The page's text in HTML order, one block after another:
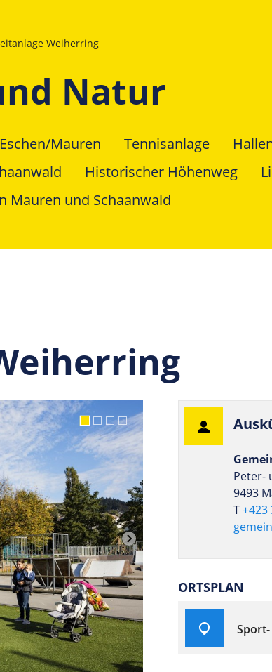
Weiherring
Natur
Mauren Tennisanlage
Historischer Höhenweg
Mauren und Schaanwald
Peter-
9493
T+423
ORTSPLAN